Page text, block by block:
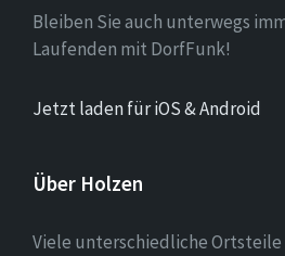
Bleiben Sie auch unterwegs
Laufenden mit DorfFunk!
Jetzt laden für iOS & Android
Über Holzen
Viele unterschiedliche Ortsteile